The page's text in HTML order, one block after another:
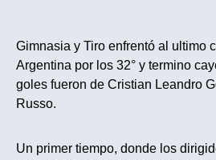
Gimnasia y Tiro enfrentó al ultimo
Argentina por los 32° y termino
goles fueron de Cristian Leandro
Russo.
Un primer tiempo, donde los